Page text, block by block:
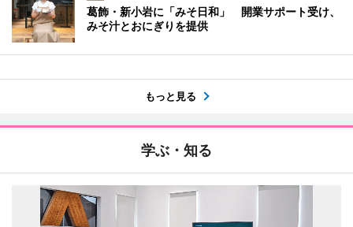
葛飾・新小岩に「みそ日和」 開業サポート受け、
みそ汁とおにぎりを提供
もっと見る
学ぶ・知る